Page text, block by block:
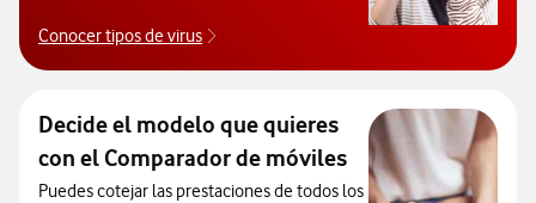
Conocer tipos de virus
Descubre los tipos de virus que pueden
Decide el modelo que quieres
con el Comparador de móviles
Puedes cotejar las prestaciones de todos los